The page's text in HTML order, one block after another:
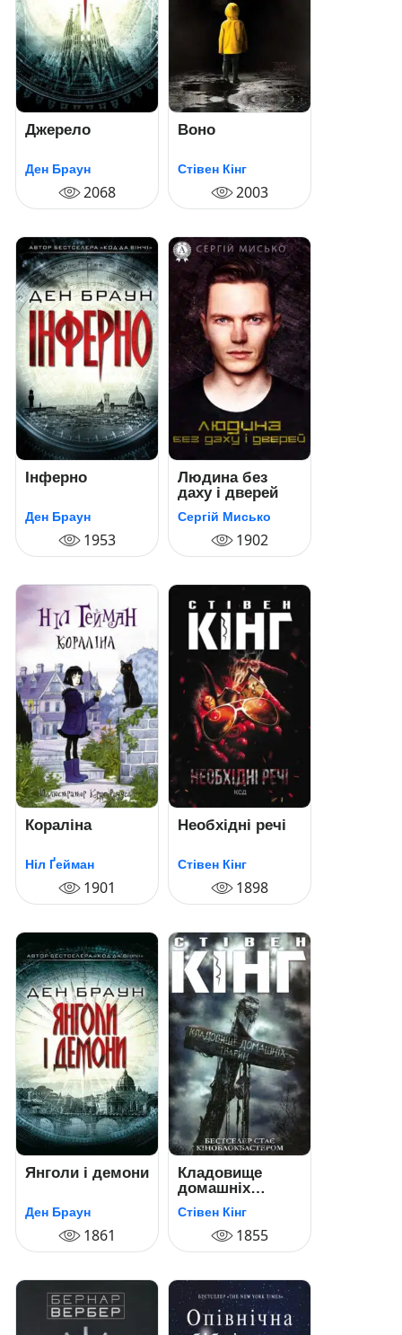
Джерело
Ден Браун
2068
Воно
Стівен Кінг
2003
Інферно
Ден Браун
1953
Людина без
даху і дверей
Сергій Мисько
1902
Кораліна
Ніл Ґейман
1901
Необхідні речі
Стівен Кінг
1898
Янголи і демони
Ден Браун
1861
Кладовище
домашніх
тварин
Стівен Кінг
1855